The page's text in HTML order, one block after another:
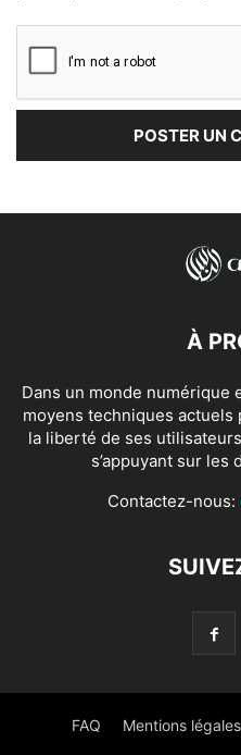
À
Dans un monde numérique
moyens techniques
la liberté de ses
s’appuyant sur les
Contactez-nous:
FAQ Mentions légales